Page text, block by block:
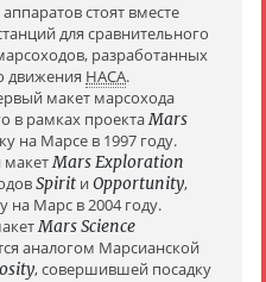
стоят вместе
для сравнительного
разработанных
движения НАСА.
макет марсохода
в рамках проектаMars
на Марсе в 1997 году.
макетMars Exploration
Spirit и Opportunity,
на Марс в 2004 году.
Mars Science
аналогом Марсианской
, совершившей посадку